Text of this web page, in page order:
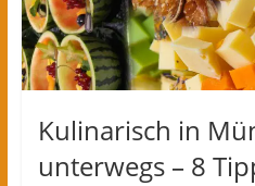
Kulinarisch in
unterwegs – 8